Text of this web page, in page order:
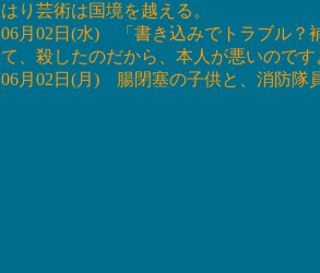
り芸術は国境を越える。
06月02日(水) 「書き込みでトラブル
、殺したのだから、本人が悪いのです
06月02日(月) 腸閉塞の子供と、消防隊